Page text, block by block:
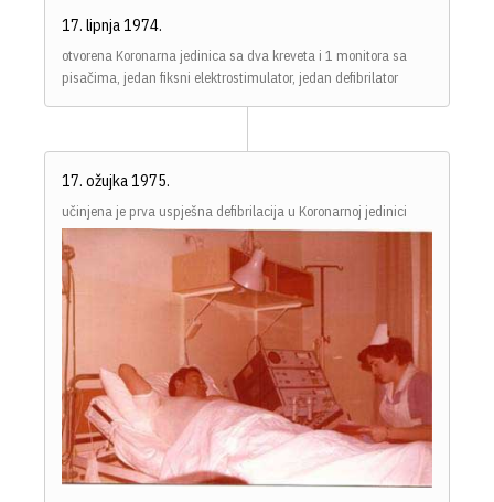
17. lipnja 1974.
otvorena Koronarna jedinica sa dva kreveta i 1 monitora sa
pisačima, jedan fiksni elektrostimulator, jedan defibrilator
17. ožujka 1975.
učinjena je prva uspješna defibrilacija u Koronarnoj jedinici